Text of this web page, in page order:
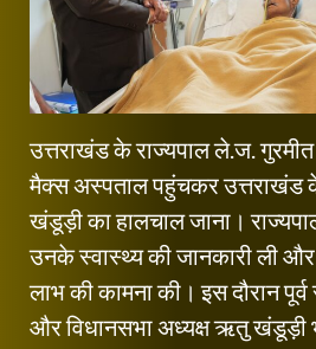
उत्तराखंड के राज्यपाल ले.ज.
मैक्स अस्पताल पहुंचकर उत्तराखंड के
खंडूड़ी का हालचाल जाना।
उनके स्वास्थ्य की जानकारी ली
लाभ की कामना की। इस दौरान
और विधानसभा अध्यक्ष ऋतु खंडूड़ी